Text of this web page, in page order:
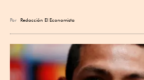
Por Redacción El Economista